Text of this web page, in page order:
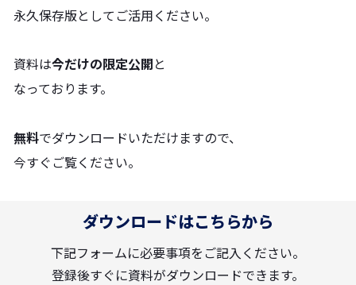
永久保存版としてご活用ください。
資料は今だけの限定公開と
なっております。
無料でダウンロードいただけますので、
今すぐご覧ください。
ダウンロードはこちらから
下記フォームに必要事項をご記入ください。
登録後すぐに資料がダウンロードできます。